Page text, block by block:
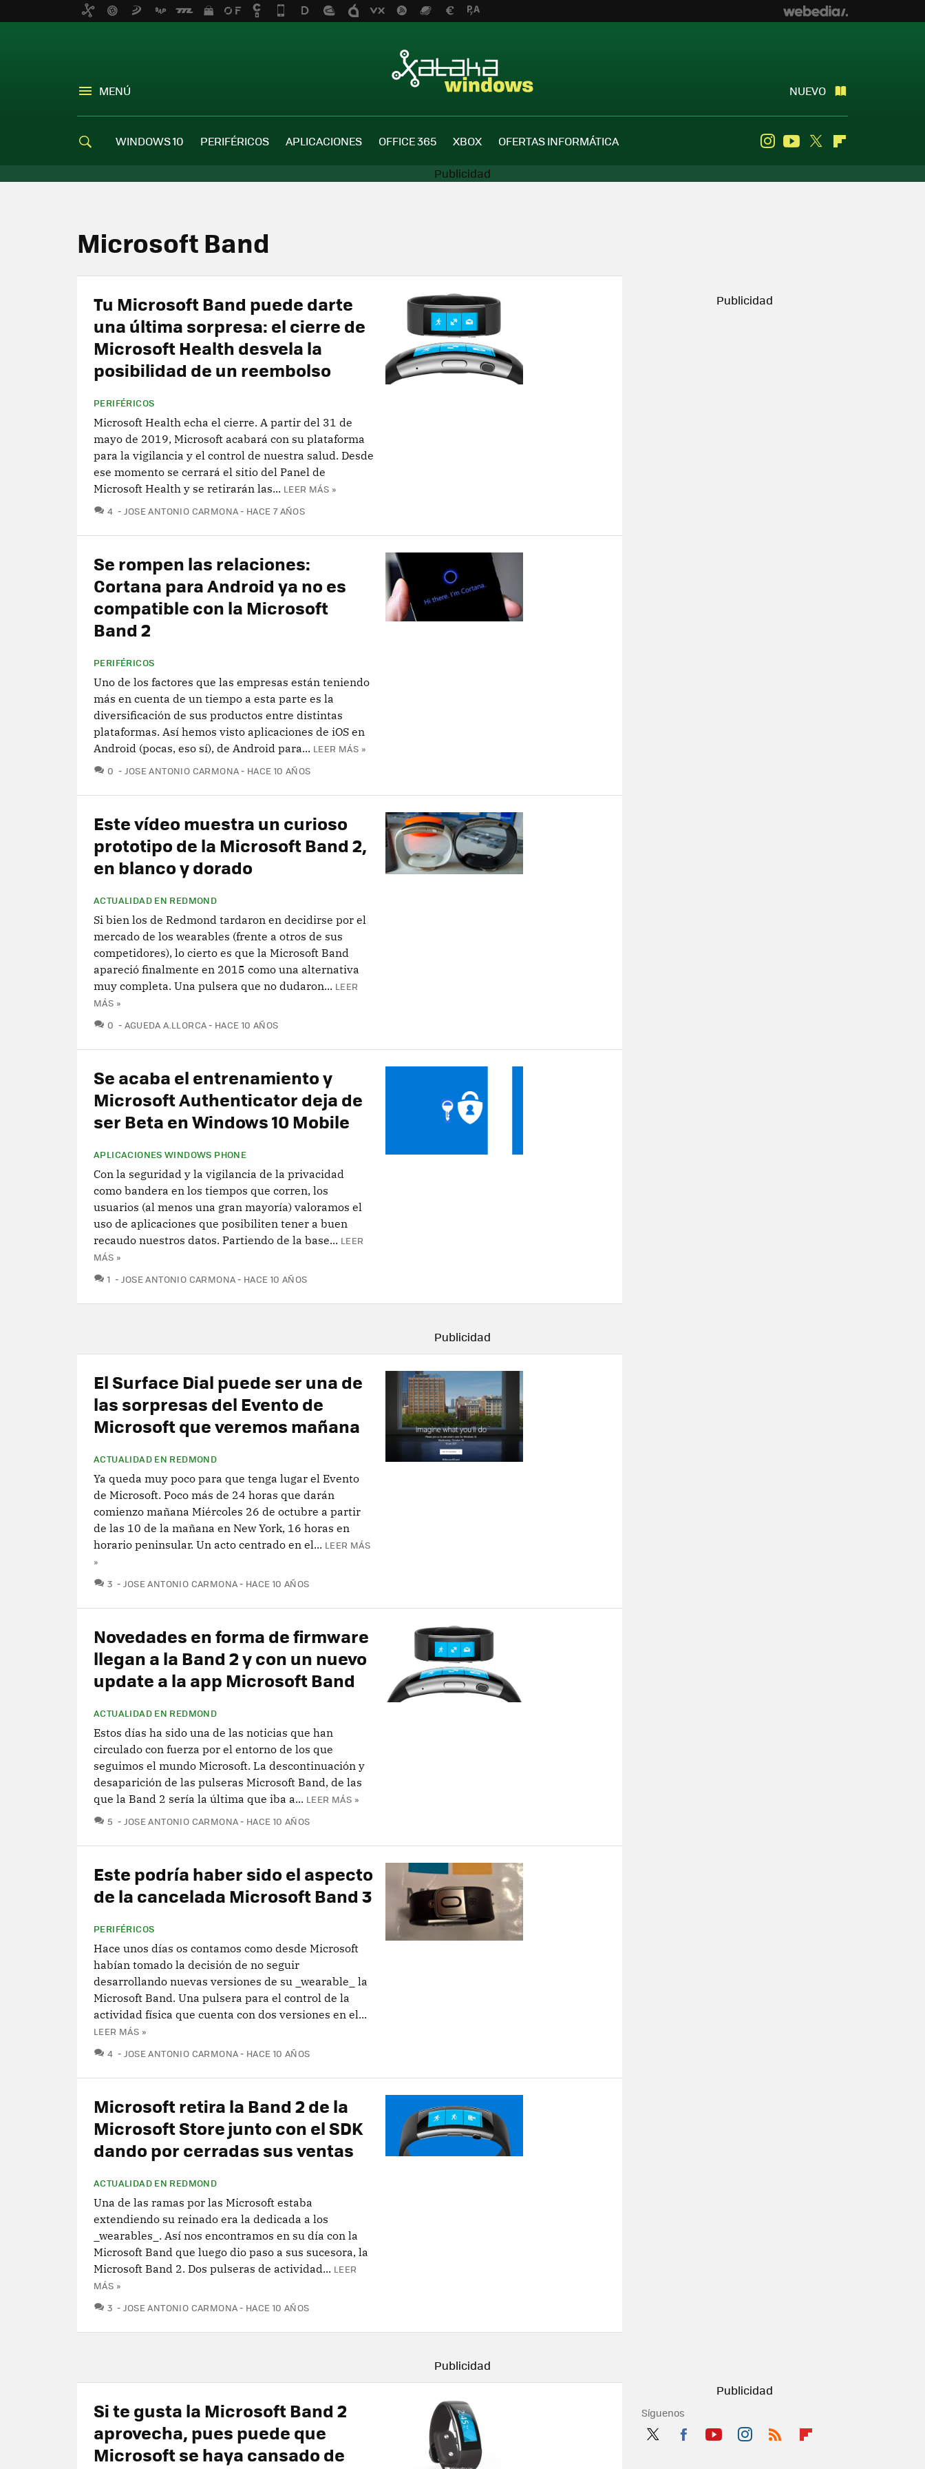
MENÚ NUEVO
WINDOWS 10 PERIFÉRICOS APLICACIONES OFFICE 365 XBOX OFERTAS INFORMÁTICA InstagramYoutube
Twitter
Microsoft Band
Tu Microsoft Band puede darte
una última sorpresa: el cierre de
Microsoft Health desvela la
posibilidad de un reembolso
PERIFÉRICOS
Microsoft Health echa el cierre. A partir del 31 de
mayo de 2019, Microsoft acabará con su plataforma
para la vigilancia y el control de nuestra salud. Desde
ese momento se cerrará el sitio del Panel de
Microsoft Health y se retirarán las... LEER MÁS »
4 COMENTARIOS
JOSE ANTONIO CARMONA HACE 7 AÑOS
Se rompen las relaciones:
Cortana para Android ya no es
compatible con la Microsoft
Band 2
PERIFÉRICOS
Uno de los factores que las empresas están teniendo
más en cuenta de un tiempo a esta parte es la
diversificación de sus productos entre distintas
plataformas. Así hemos visto aplicaciones de iOS en
Android (pocas, eso sí), de Android para... LEER MÁS »
0 COMENTARIOS
JOSE ANTONIO CARMONA HACE 10 AÑOS
Este vídeo muestra un curioso
prototipo de la Microsoft Band 2,
en blanco y dorado
ACTUALIDAD EN REDMOND
Si bien los de Redmond tardaron en decidirse por el
mercado de los wearables (frente a otros de sus
competidores), lo cierto es que la Microsoft Band
apareció finalmente en 2015 como una alternativa
muy completa. Una pulsera que no dudaron... LEER
MÁS »
0 COMENTARIOS
AGUEDA A.LLORCA HACE 10 AÑOS
Se acaba el entrenamiento y
Microsoft Authenticator deja de
ser Beta en Windows 10 Mobile
APLICACIONES WINDOWS PHONE
Con la seguridad y la vigilancia de la privacidad
como bandera en los tiempos que corren, los
usuarios (al menos una gran mayoría) valoramos el
uso de aplicaciones que posibiliten tener a buen
recaudo nuestros datos. Partiendo de la base... LEER
MÁS »
1 COMENTARIOS
JOSE ANTONIO CARMONA HACE 10 AÑOS
El Surface Dial puede ser una de
las sorpresas del Evento de
Microsoft que veremos mañana
ACTUALIDAD EN REDMOND
Ya queda muy poco para que tenga lugar el Evento
de Microsoft. Poco más de 24 horas que darán
comienzo mañana Miércoles 26 de octubre a partir
de las 10 de la mañana en New York, 16 horas en
horario peninsular. Un acto centrado en el... LEER MÁS
»
3 COMENTARIOS
JOSE ANTONIO CARMONA HACE 10 AÑOS
Novedades en forma de firmware
llegan a la Band 2 y con un nuevo
update a la app Microsoft Band
ACTUALIDAD EN REDMOND
Estos días ha sido una de las noticias que han
circulado con fuerza por el entorno de los que
seguimos el mundo Microsoft. La descontinuación y
desaparición de las pulseras Microsoft Band, de las
que la Band 2 sería la última que iba a... LEER MÁS »
5 COMENTARIOS
JOSE ANTONIO CARMONA HACE 10 AÑOS
Este podría haber sido el aspecto
de la cancelada Microsoft Band 3
PERIFÉRICOS
Hace unos días os contamos como desde Microsoft
habían tomado la decisión de no seguir
desarrollando nuevas versiones de su _wearable_ la
Microsoft Band. Una pulsera para el control de la
actividad física que cuenta con dos versiones en el...
LEER MÁS »
4 COMENTARIOS
JOSE ANTONIO CARMONA HACE 10 AÑOS
Microsoft retira la Band 2 de la
Microsoft Store junto con el SDK
dando por cerradas sus ventas
ACTUALIDAD EN REDMOND
Una de las ramas por las Microsoft estaba
extendiendo su reinado era la dedicada a los
_wearables_. Así nos encontramos en su día con la
Microsoft Band que luego dio paso a sus sucesora, la
Microsoft Band 2. Dos pulseras de actividad... LEER
MÁS »
3 COMENTARIOS
JOSE ANTONIO CARMONA HACE 10 AÑOS
Síguenos
Si te gusta la Microsoft Band 2
aprovecha, pues puede que
Microsoft se haya cansado de